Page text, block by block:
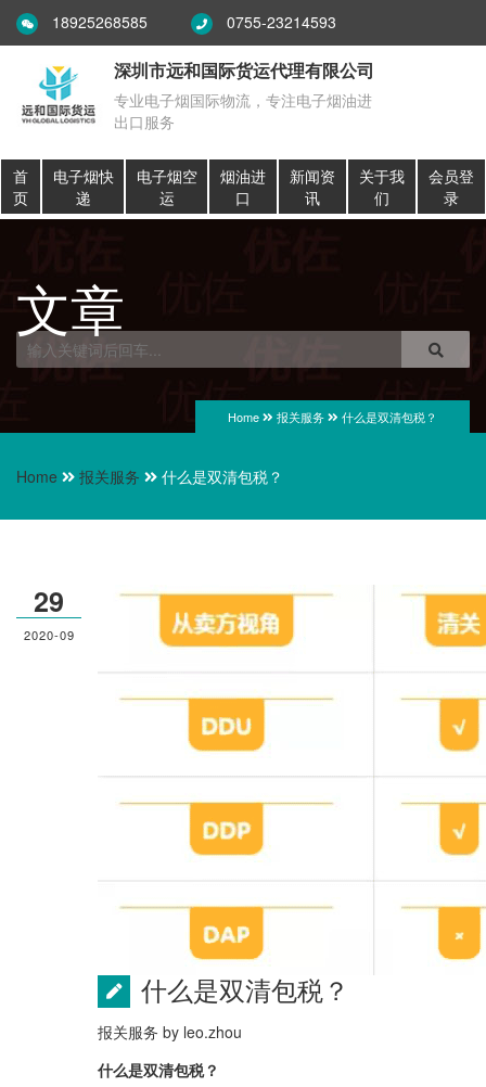
18925268585 0755-23214593
深圳市远和国际货运代理有限公司
专业电子烟国际物流，专注电子烟油进
出口服务
首
页
电子烟快
递
电子烟空
运
烟油进
口
新闻资
讯
关于我
们
会员登
录
文章
Home 报关服务 什么是双清包税？
Home 报关服务 什么是双清包税？
什么是双清包税？
报关服务 by leo.zhou
什么是双清包税？
29
2020-09